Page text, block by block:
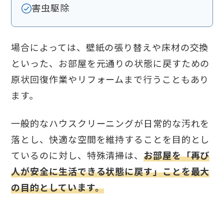
害虫駆除
場合によっては、壁紙の張り替えや床材の交換
といった、お部屋を元通りの状態に戻すための
原状回復作業やリフォームまで行うこともあり
ます。
一般的なハウスクリーニングが日常的な汚れを
落とし、快適な空間を維持することを目的とし
ているのに対し、特殊清掃は、お部屋を「再び
人が安全に生活できる状態に戻す」ことを最大
の目的としています。